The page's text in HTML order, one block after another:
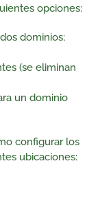
opciones:
dominios;
(se eliminan
un dominio
configurar los
ubicaciones: